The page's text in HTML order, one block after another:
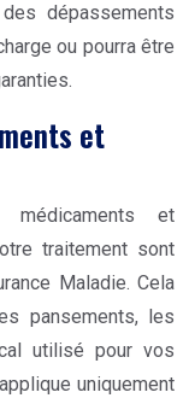
dépassements
ou pourra être
et
médicaments et
traitement sont
Maladie. Cela
pansements, les
utilisé pour vos
uniquement